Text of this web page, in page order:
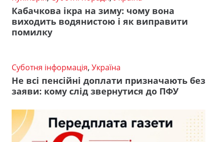
Кабачкова ікра на зиму: чому вона
виходить водянистою і як виправити
помилку
Суботня інформація, Україна
Не всі пенсійні доплати призначають без
заяви: кому слід звернутися до ПФУ